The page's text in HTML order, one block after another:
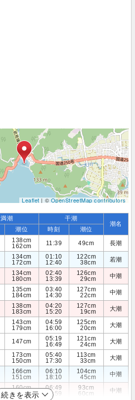
Leaflet| ©OpenStreetMap contributors
満潮 干潮
潮名
潮位 時刻
潮位
138cm
162cm
11:39 49cm 長潮
134cm
172cm
01:10
12:40
122cm
38cm
若潮
134cm
180cm
02:40
13:39
126cm
29cm
中潮
135cm
184cm
03:40
14:30
127cm
22cm
中潮
138cm
183cm
04:20
15:20
127cm
19cm
大潮
143cm
179cm
04:59
16:00
125cm
20cm
大潮
147cm
05:19
16:49
121cm
24cm
大潮
173cm
150cm
05:40
17:30
113cm
33cm
大潮
166cm
151cm
06:10
18:10
104cm
45cm
中潮
160cm
150cm
06:49
18:59
93cm
60cm
中潮
続きを表示